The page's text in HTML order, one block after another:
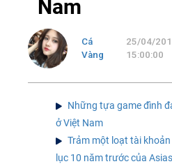
Nam
Cá
Vàng
25/04/
15:00:00
Những tựa game đình
ở Việt Nam
Trảm một loạt tài
lục 10 năm trước của